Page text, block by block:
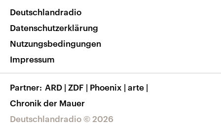
Nachrichten App
Frequenzen
Veranstaltungen
Musikliste
RSS
Barrierefreiheit
Deutschlandradio © 2026
Deutschlandradio
Datenschutzerklärung
Nutzungsbedingungen
Impressum
Partner ARD | ZDF | Phoenix | arte |
Chronik der Mauer